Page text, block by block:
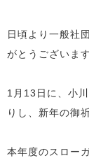
日頃より一般社
がとうございます
1月13日に、小
りし、新年の御
本年度のスロー